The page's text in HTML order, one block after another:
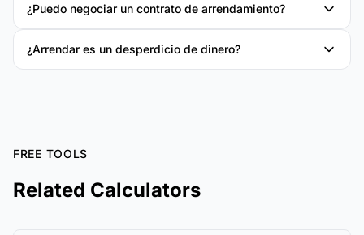
¿Puedo negociar un contrato de arrendamiento?
¿Arrendar es un desperdicio de dinero?
FREE TOOLS
Related Calculators